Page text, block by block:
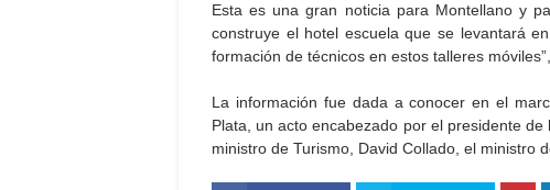
Esta es una gran noticia para Montellano y
construye el hotel escuela que se levantará
formación de técnicos en estos talleres
La información fue dada a conocer en el
Plata, un acto encabezado por el presidente
ministro de Turismo, David Collado, el ministro